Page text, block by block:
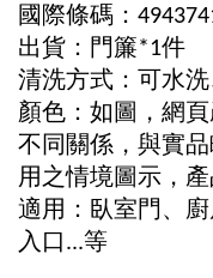
國際條碼：
出貨：門簾*1件
清洗方式：可水
顏色：如圖，網
不同關係，與實品
用之情境圖示，
適用：臥室門、
入口 ...等